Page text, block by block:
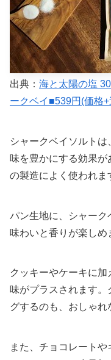
出典： 海と太陽の塩
ークベイ■539円(価格
シャークベイソルト
味を豊かにする効果
の製造によく使われま
パン生地に、シャー
味わいと香りが楽しめ
クッキーやケーキに
味がプラスされます
グするのも、おしゃれ
また、チョコレート